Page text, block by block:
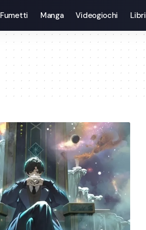
Fumetti Manga Videogiochi Libri